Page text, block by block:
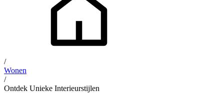
/
Wonen
/
Ontdek Unieke Interieurstijlen